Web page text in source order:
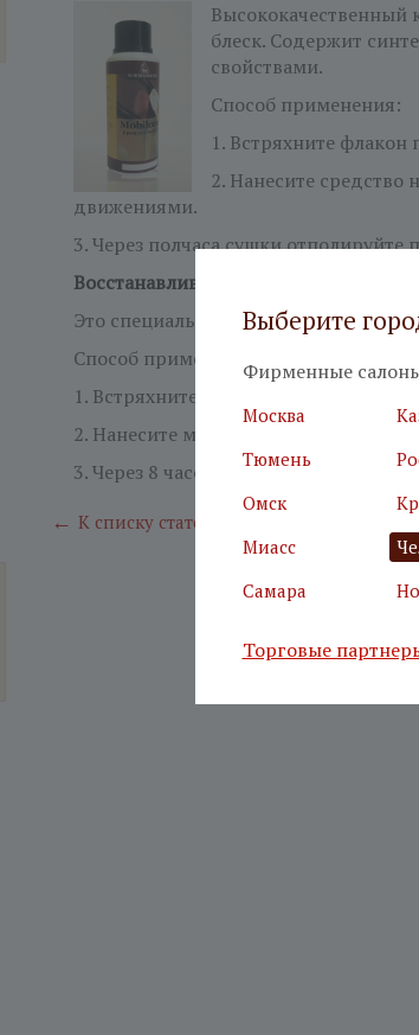
блеск. Содержит
свойствами.
Способ применения:
1. Встряхните
2. Нанесите
движениями.
3. Через полчаса сушки
Восстанавливающее масло Borma
Это специальный продукт для
Способ применения:
1. Встряхните флакон перед
2. Нанесите масло равномерно на
3. Через 8 часов отполируйте
← К списку статей
Выберите
Фирменные
Москва
Тюмень
Омск
Миасс
Самара
Торговые